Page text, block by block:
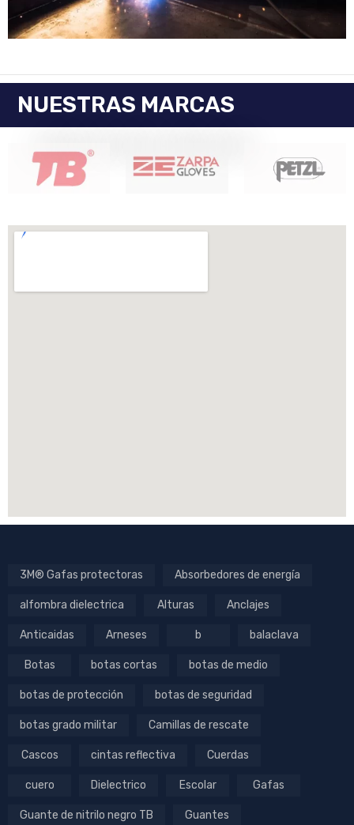
NUESTRAS MARCAS
3M® Gafas protectoras Absorbedores de energía
alfombra dielectrica Alturas Anclajes
Anticaidas Arneses b balaclava
Botas botas cortas botas de medio
botas de protección botas de seguridad
botas grado militar Camillas de rescate
Cascos cintas reflectiva Cuerdas
cuero Dielectrico Escolar Gafas
Guante de nitrilo negro TB Guantes